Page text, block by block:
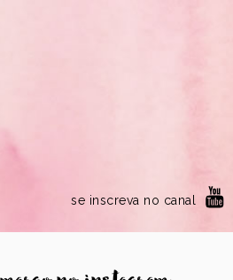
se inscreva no canal